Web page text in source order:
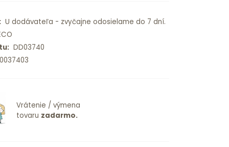
U dodávateľa - zvyčajne odosielame do 7 dní.
DD03740
Vrátenie / výmena
tovaru zadarmo.